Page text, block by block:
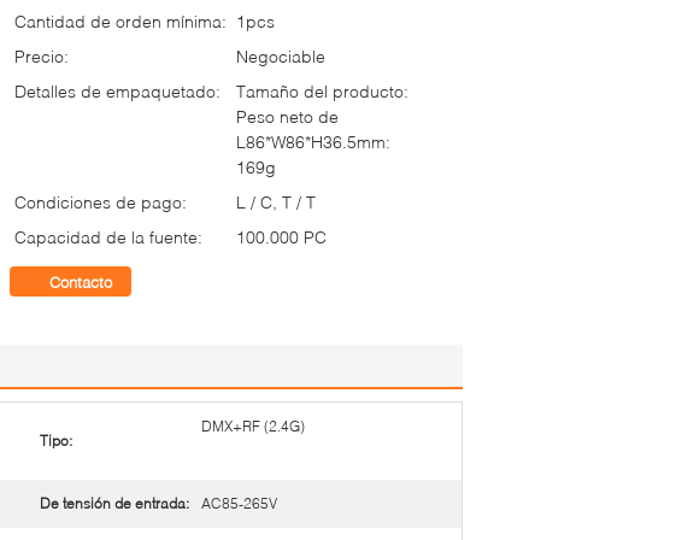
Cantidad de orden mínima: 1pcs
Precio:
Negociable
Detalles de empaquetado:
Tamaño del producto:
Peso neto de
L86*W86*H36.5mm:
169g
Condiciones de pago:
L / C, T / T
Capacidad de la fuente:
100.000 PC
Contacto
Tipo:
DMX+RF (2.4G)
De tensión de entrada: AC85-265V